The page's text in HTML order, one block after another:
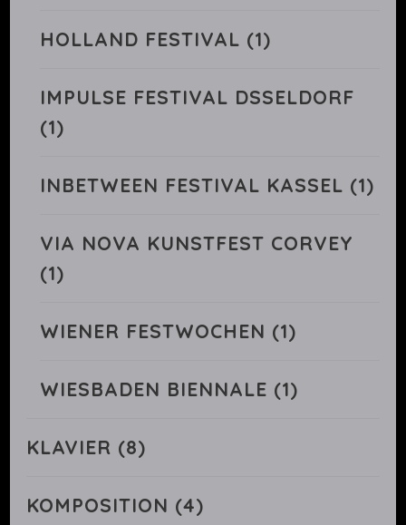
HOLLAND FESTIVAL (1)
IMPULSE FESTIVAL DSSELDORF
(1)
INBETWEEN FESTIVAL KASSEL (1)
VIA NOVA KUNSTFEST CORVEY
(1)
WIENER FESTWOCHEN (1)
WIESBADEN BIENNALE (1)
KLAVIER (8)
KOMPOSITION (4)